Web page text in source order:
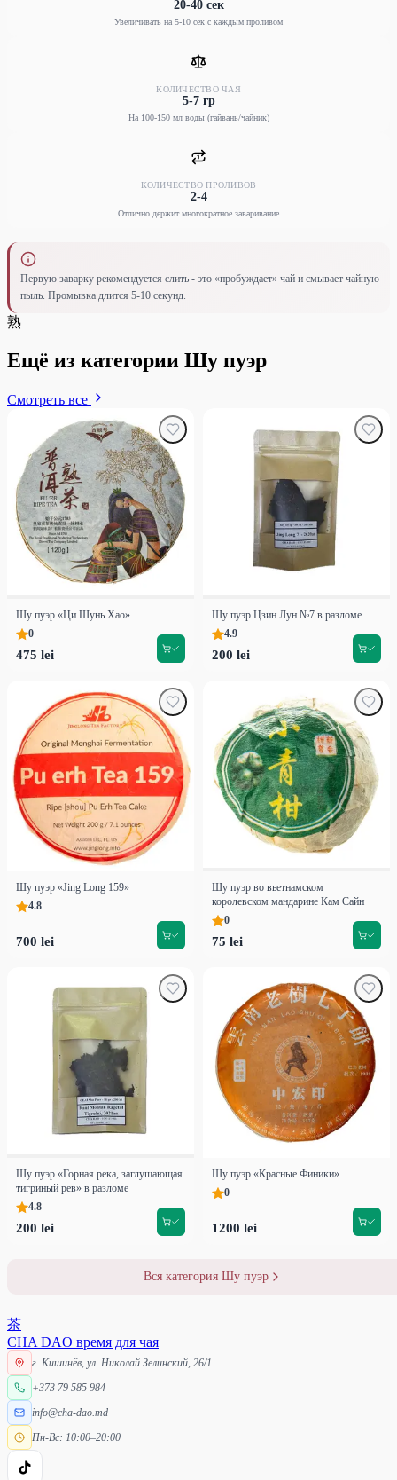
20-40 сек
Увеличивать на 5-10 сек с каждым проливом
КОЛИЧЕСТВО ЧАЯ
5-7 гр
На 100-150 мл воды (гайвань/чайник)
КОЛИЧЕСТВО ПРОЛИВОВ
2-4
Отлично держит многократное заваривание
Первую заварку рекомендуется слить - это «пробуждает» чай и смывает чайную
пыль. Промывка длится 5-10 секунд.
熟
Ещё из категории Шу пуэр
Смотреть все
Шу пуэр «Ци Шунь Хао»
0
475 lei
Шу пуэр Цзин Лун №7 в разломе
4.9
200 lei
Шу пуэр «Jing Long 159»
4.8
700 lei
Шу пуэр во вьетнамском
королевском мандарине Кам Сайн
0
75 lei
Шу пуэр «Горная река, заглушающая
тигриный рев» в разломе
4.8
200 lei
Шу пуэр «Красные Финики»
0
1200 lei
Вся категория Шу пуэр
茶
CHA DAO время для чая
г. Кишинёв, ул. Николай Зелинский, 26/1
+373 79 585 984
info@cha-dao.md
Пн-Вс: 10:00–20:00